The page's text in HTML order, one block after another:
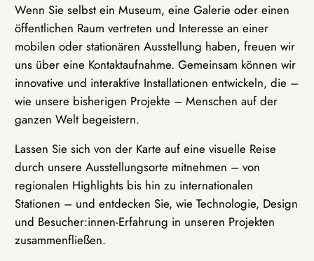
Wenn Sie selbst ein Museum, eine Galerie oder einen
öffentlichen Raum vertreten und Interesse an einer
mobilen oder stationären Ausstellung haben, freuen wir
uns über eine Kontaktaufnahme. Gemeinsam können wir
innovative und interaktive Installationen entwickeln, die –
wie unsere bisherigen Projekte – Menschen auf der
ganzen Welt begeistern.
Lassen Sie sich von der Karte auf eine visuelle Reise
durch unsere Ausstellungsorte mitnehmen – von
regionalen Highlights bis hin zu internationalen
Stationen – und entdecken Sie, wie Technologie, Design
und Besucher:innen-Erfahrung in unseren Projekten
zusammenfließen.